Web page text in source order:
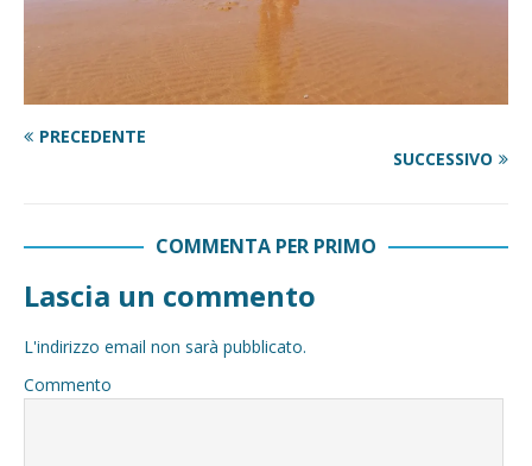
PRECEDENTE
SUCCESSIVO
COMMENTA PER PRIMO
Lascia un commento
L'indirizzo email non sarà pubblicato.
Commento